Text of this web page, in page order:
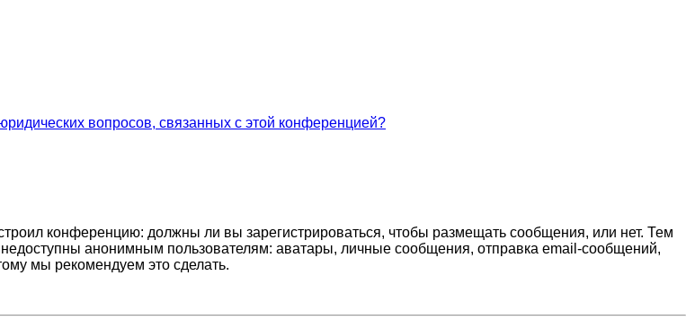
вопросов, связанных с этой конференцией?
конференцию: должны ли вы зарегистрироваться, чтобы размещать сообщения, или нет. Тем
анонимным пользователям: аватары, личные сообщения, отправка email-сообщений,
мы рекомендуем это сделать.